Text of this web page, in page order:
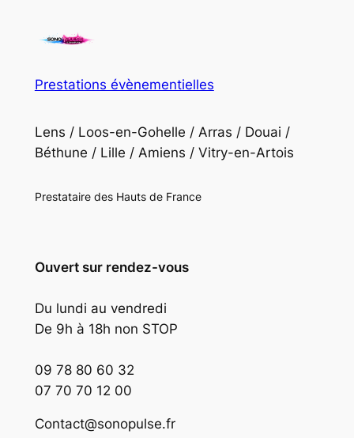
Prestations évènementielles
Lens / Loos-en-Gohelle / Arras / Douai /
Béthune / Lille / Amiens / Vitry-en-Artois
Prestataire des Hauts de France
Ouvert sur rendez-vous
Du lundi au vendredi
De 9h à 18h non STOP
09 78 80 60 32
07 70 70 12 00
Contact@sonopulse.fr